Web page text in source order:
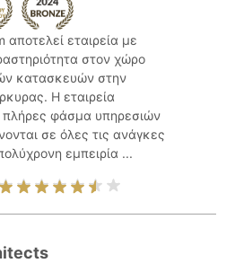
αποτελεί εταιρεία με
στον χώρο
κατασκευών στην
Η εταιρεία
πλήρες φάσμα υπηρεσιών
σε όλες τις ανάγκες
εμπειρία ...